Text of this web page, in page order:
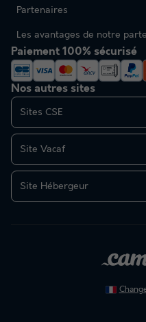
Nos autres sites
Sites CSE
Site Vacaf
Site Hébergeur
Partenaires
Les avantages de notre
Paiement 100% sécurisé